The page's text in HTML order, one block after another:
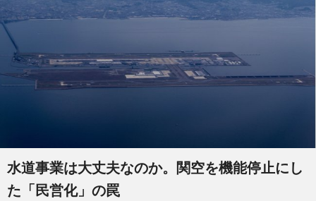
水道事業は大丈夫なのか。関空を機能停止にし
た「民営化」の罠